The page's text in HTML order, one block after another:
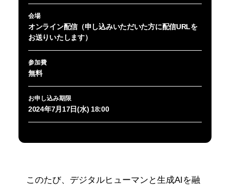
会場
オンライン配信（申し込みいただいた方に配信URLを
お送りいたします）
参加費
無料
お申し込み期限
2024年7月17日(水) 18:00
このたび、デジタルヒューマンと生成AIを融